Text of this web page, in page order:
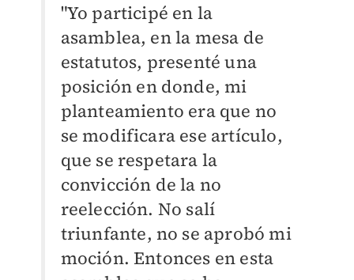
"Yo participé en la
asamblea, en la mesa de
estatutos, presenté una
posición en donde, mi
planteamiento era que no
se modificara ese artículo,
que se respetara la
convicción de la no
reelección. No salí
triunfante, no se aprobó mi
moción. Entonces en esta